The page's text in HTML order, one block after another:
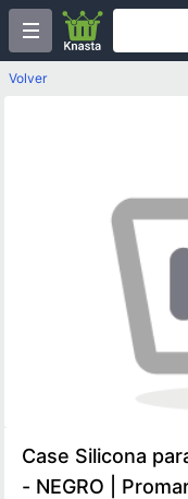
Volver
Case Silicona
- NEGRO |